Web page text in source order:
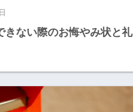
きない際のお悔やみ状と礼